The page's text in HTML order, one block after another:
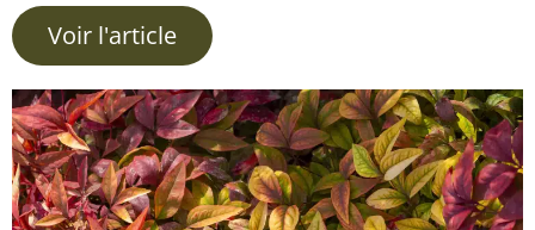
Voir l'article